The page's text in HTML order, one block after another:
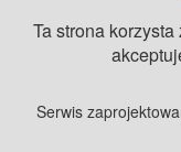
Ta strona
Serwis